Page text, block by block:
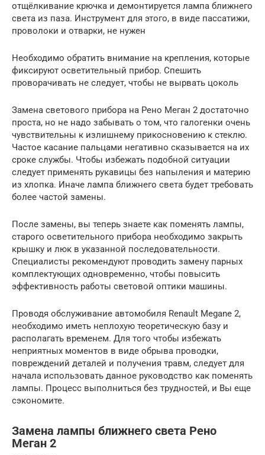
отщёлкивание крючка и демонтируется лампа ближнего
света из паза. Инструмент для этого, в виде пассатижи,
проволоки и отварки, не нужен
Необходимо обратить внимание на крепления, которые
фиксируют осветительный прибор. Спешить
проворачивать не следует, чтобы не вырвать цоколь
Замена светового прибора на Рено Меган 2 достаточно
проста, но не надо забывать о том, что галогенки очень
чувствительны к излишнему прикосновению к стеклю.
Частое касание пальцами негативно сказывается на их
сроке службы. Чтобы избежать подобной ситуации
следует применять рукавицы без напыления и материю
из хлопка. Иначе лампа ближнего света будет требовать
более частой замены.
После замены, вы теперь знаете как поменять лампы,
старого осветительного прибора необходимо закрыть
крышку и люк в указанной последовательности.
Специалисты рекомендуют проводить замену парных
комплектующих одновременно, чтобы повысить
эффективность работы световой оптики машины.
Проводя обслуживание автомобиля Renault Megane 2,
необходимо иметь неплохую теоретическую базу и
располагать временем. Для того чтобы избежать
неприятных моментов в виде обрыва проводки,
повреждений деталей и получения травм, следует для
начала использовать данное руководство как поменять
лампы. Процесс выполниться без трудностей, и Вы еще
сэкономите.
Замена лампы ближнего света Рено
Меган 2